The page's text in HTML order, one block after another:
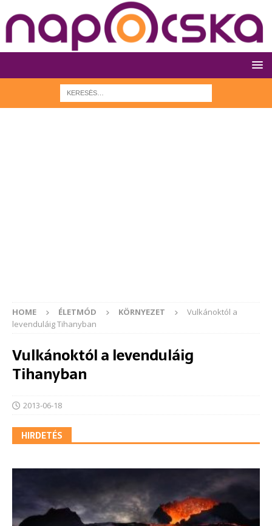
HOME ÉLETMÓD KÖRNYEZET
Vulkánoktól a
levenduláig Tihanyban
Vulkánoktól a levenduláig
Tihanyban
2013-06-18
HIRDETÉS